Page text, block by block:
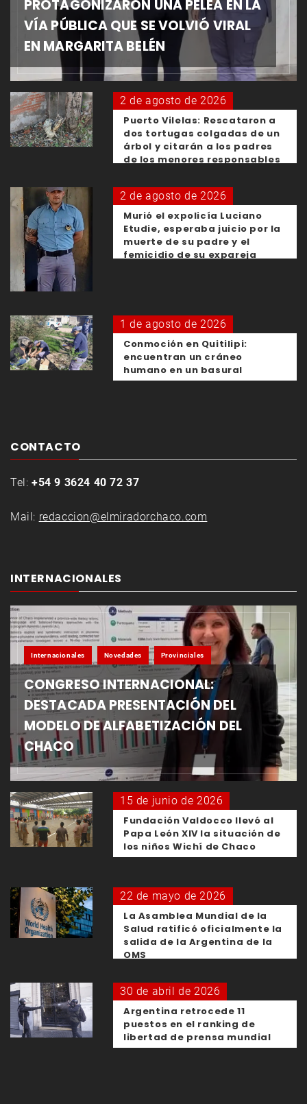
PROTAGONIZARON UNA PELEA EN LA
VÍA PÚBLICA QUE SE VOLVIÓ VIRAL
EN MARGARITA BELÉN
2 de agosto de 2026
Puerto Vilelas: Rescataron a
dos tortugas colgadas de un
árbol y citarán a los padres
de los menores responsables
2 de agosto de 2026
Murió el expolicía Luciano
Etudie, esperaba juicio por la
muerte de su padre y el
femicidio de su expareja
1 de agosto de 2026
Conmoción en Quitilipi:
encuentran un cráneo
humano en un basural
CONTACTO
Tel: +54 9 3624 40 72 37
Mail: redaccion@elmiradorchaco.com
INTERNACIONALES
Internacionales Novedades Provinciales
CONGRESO INTERNACIONAL:
DESTACADA PRESENTACIÓN DEL
MODELO DE ALFABETIZACIÓN DEL
CHACO
15 de junio de 2026
Fundación Valdocco llevó al
Papa León XIV la situación de
los niños Wichí de Chaco
22 de mayo de 2026
La Asamblea Mundial de la
Salud ratificó oficialmente la
salida de la Argentina de la
OMS
30 de abril de 2026
Argentina retrocede 11
puestos en el ranking de
libertad de prensa mundial